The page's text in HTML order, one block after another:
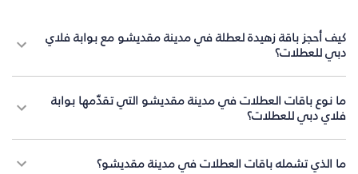
كيف أحجز باقة زهيدة لعطلة في مدينة مقديشو مع بوابة فلاي
دبي للعطلات؟
ما نوع باقات العطلات في مدينة مقديشو التي تقدّمها بوابة
فلاي دبي للعطلات؟
ما الذي تشمله باقات العطلات في مدينة مقديشو؟